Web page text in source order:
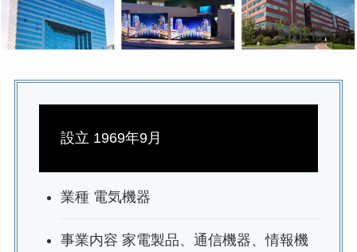
設立 1969年9月
業種 電気機器
事業内容 家電製品、通信機器、情報機